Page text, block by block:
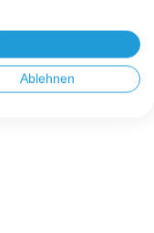
Ablehnen